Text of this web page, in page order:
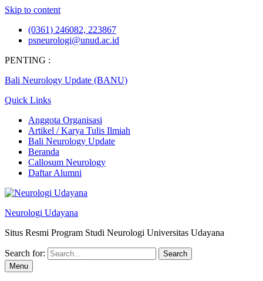
Skip to content
(0361) 246082, 223867
psneurologi@unud.ac.id
PENTING :
Bali Neurology Update (BANU)
Quick Links
Anggota Organisasi
Artikel / Karya Tulis Ilmiah
Bali Neurology Update
Beranda
Callosum Neurology
Daftar Alumni
Neurologi Udayana
Situs Resmi Program Studi Neurologi Universitas Udayana
Search for:
Menu